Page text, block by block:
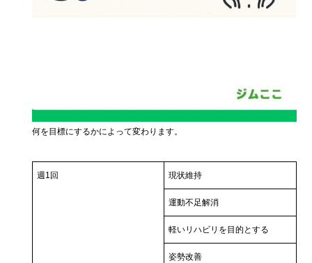
何を目標にするかによって変わります。
週1回 現状維持
運動不足解消
軽いリハビリを目的とする
姿勢改善